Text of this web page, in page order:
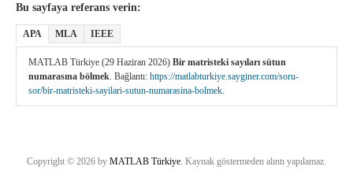
Bu sayfaya referans verin:
APA MLA IEEE
MATLAB Türkiye (29 Haziran 2026) Bir matristeki sayıları sütun
numarasına bölmek . Bağlantı: https://matlabturkiye.sayginer.com/soru-
sor/bir-matristeki-sayilari-sutun-numarasina-bolmek
Copyright © 2026 by MATLAB Türkiye . Kaynak göstermeden alıntı yapılamaz.